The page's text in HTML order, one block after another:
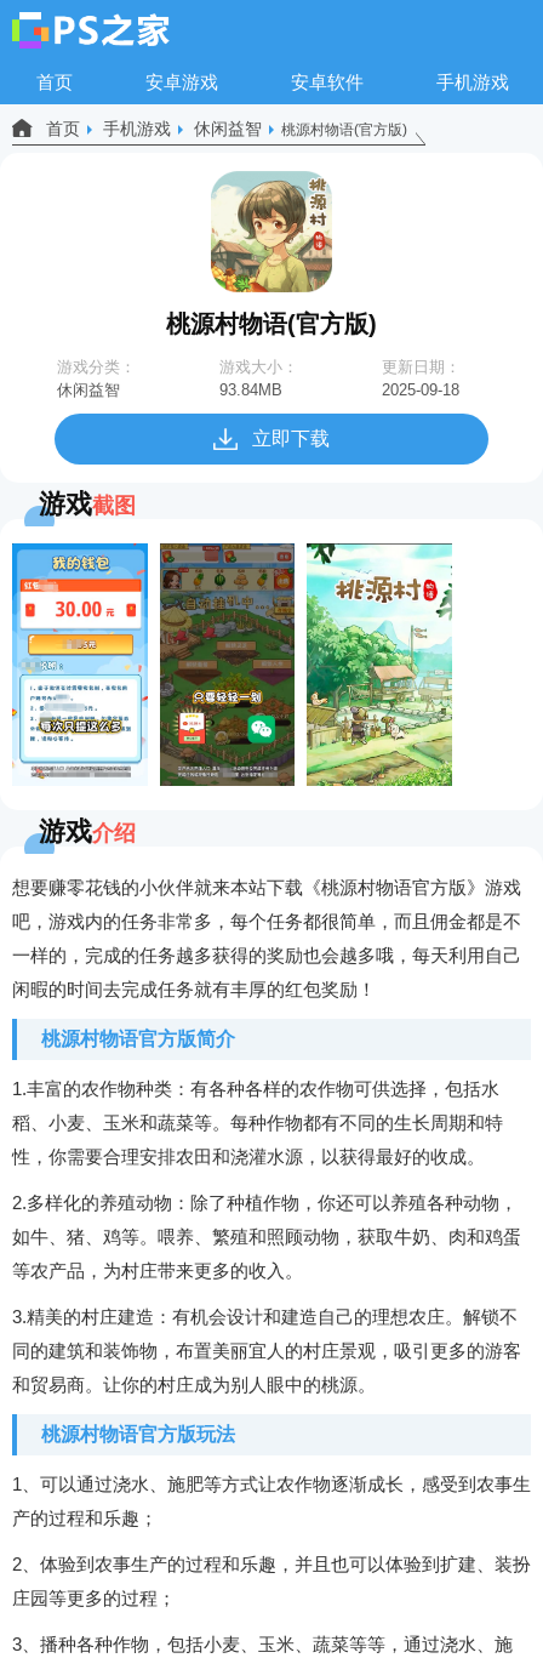
首页 安卓游戏 安卓软件 手机游戏
首页 手机游戏 休闲益智 桃源村物语(官方版)
桃源村物语(官方版)
游戏分类：
休闲益智
游戏大小：
93.84MB
更新日期：
2025-09-18
17:06:37
立即下载
游戏截图
游戏介绍
想要赚零花钱的小伙伴就来本站下载《桃源村物语官方版》游戏
吧，游戏内的任务非常多，每个任务都很简单，而且佣金都是不
一样的，完成的任务越多获得的奖励也会越多哦，每天利用自己
闲暇的时间去完成任务就有丰厚的红包奖励！
桃源村物语官方版简介
1.丰富的农作物种类：有各种各样的农作物可供选择，包括水
稻、小麦、玉米和蔬菜等。每种作物都有不同的生长周期和特
性，你需要合理安排农田和浇灌水源，以获得最好的收成。
2.多样化的养殖动物：除了种植作物，你还可以养殖各种动物，
如牛、猪、鸡等。喂养、繁殖和照顾动物，获取牛奶、肉和鸡蛋
等农产品，为村庄带来更多的收入。
3.精美的村庄建造：有机会设计和建造自己的理想农庄。解锁不
同的建筑和装饰物，布置美丽宜人的村庄景观，吸引更多的游客
和贸易商。让你的村庄成为别人眼中的桃源。
桃源村物语官方版玩法
1、可以通过浇水、施肥等方式让农作物逐渐成长，感受到农事生
产的过程和乐趣；
2、体验到农事生产的过程和乐趣，并且也可以体验到扩建、装扮
庄园等更多的过程；
3、播种各种作物，包括小麦、玉米、蔬菜等等，通过浇水、施